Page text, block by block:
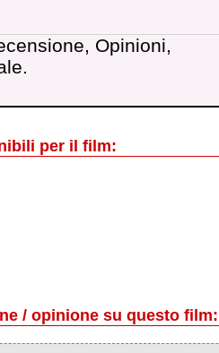
Opinioni,
per il film:
/ opinione su questo